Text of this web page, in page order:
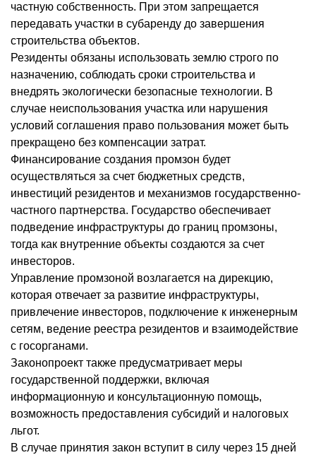
частную собственность. При этом запрещается
передавать участки в субаренду до завершения
строительства объектов.
Резиденты обязаны использовать землю строго по
назначению, соблюдать сроки строительства и
внедрять экологически безопасные технологии. В
случае неиспользования участка или нарушения
условий соглашения право пользования может быть
прекращено без компенсации затрат.
Финансирование создания промзон будет
осуществляться за счет бюджетных средств,
инвестиций резидентов и механизмов государственно-
частного партнерства. Государство обеспечивает
подведение инфраструктуры до границ промзоны,
тогда как внутренние объекты создаются за счет
инвесторов.
Управление промзоной возлагается на дирекцию,
которая отвечает за развитие инфраструктуры,
привлечение инвесторов, подключение к инженерным
сетям, ведение реестра резидентов и взаимодействие
с госорганами.
Законопроект также предусматривает меры
государственной поддержки, включая
информационную и консультационную помощь,
возможность предоставления субсидий и налоговых
льгот.
В случае принятия закон вступит в силу через 15 дней